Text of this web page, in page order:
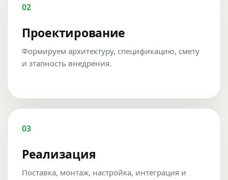
02
Проектирование
Формируем архитектуру, спецификацию, смету
и этапность внедрения.
03
Реализация
Поставка, монтаж, настройка, интеграция и